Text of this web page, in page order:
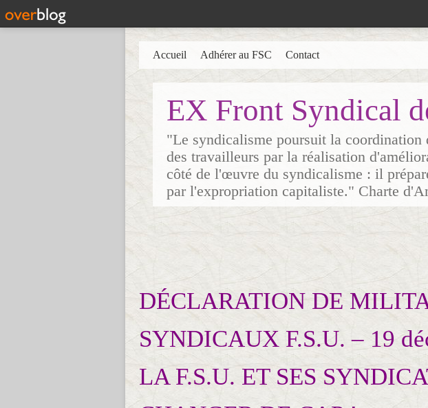
EX Front Syndical
"Le syndicalisme poursuit la
des travailleurs par la réalisation
côté de l'œuvre du syndicalisme : il
par l'expropriation capitaliste." Charte
Accueil Adhérer au FSC Contact
DÉCLARATION DE
SYNDICAUX F.S.U. – 19
LA F.S.U. ET SES